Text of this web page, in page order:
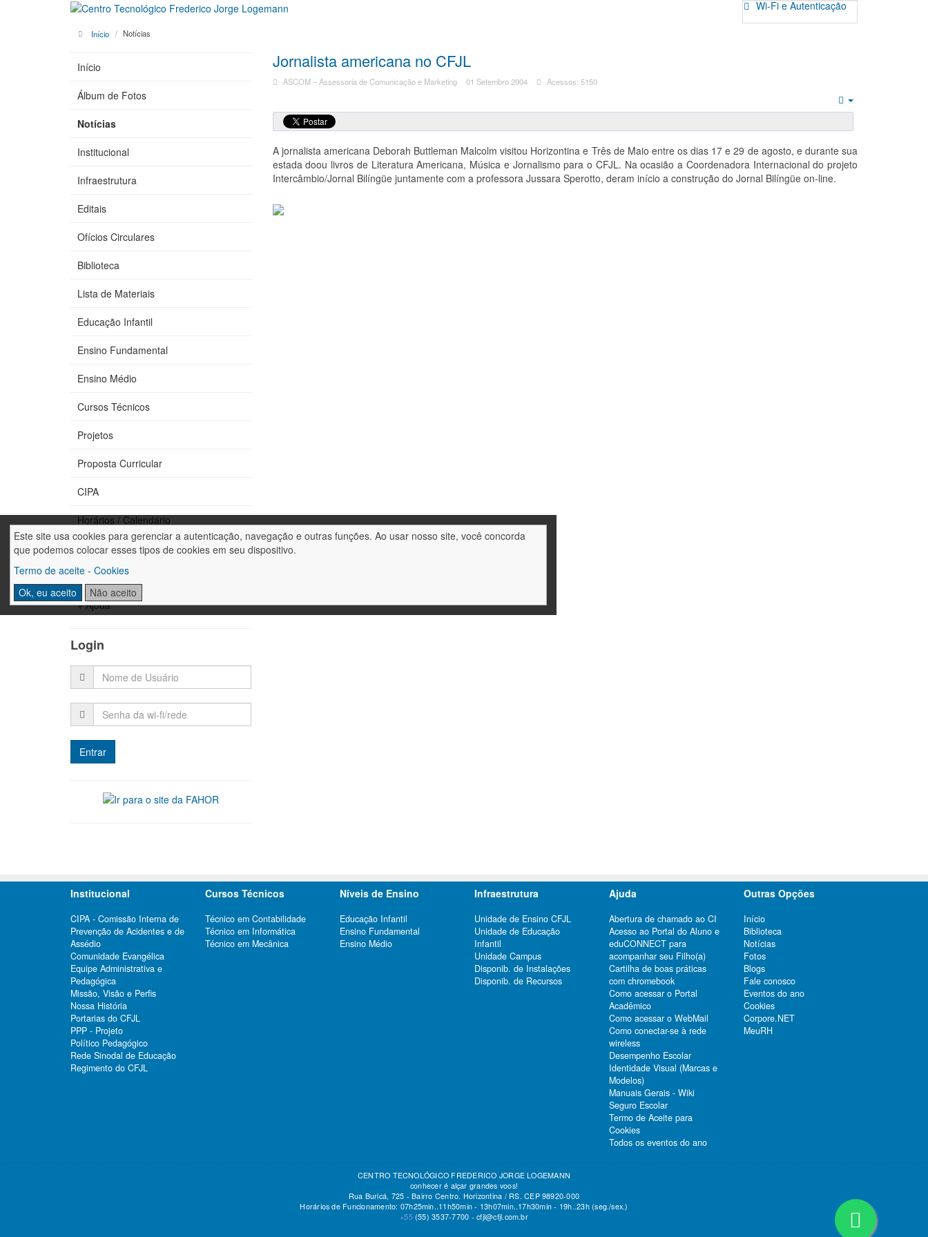
Este site usa cookies para gerenciar a autenticação, navegação e outras funções. Ao usar nosso site, você concorda
que podemos colocar esses tipos de cookies em seu dispositivo.
Termo de aceite - Cookies
Ok, eu aceito
Não aceito
Wi-Fi e Autenticação
Início Notícias
Jornalista americana no CFJL
ASCOM – Assessoria de Comunicação e Marketing 01 Setembro 2004 Acessos: 5150
Empty
A jornalista americana Deborah Buttleman Malcolm visitou Horizontina e Três de Maio entre os dias 17 e 29 de agosto, e durante sua
estada doou livros de Literatura Americana, Música e Jornalismo para o CFJL. Na ocasião a Coordenadora Internacional do projeto
Intercâmbio/Jornal Bilíngüe juntamente com a professora Jussara Sperotto, deram início a construção do Jornal Bilíngüe on-line.
Início
Álbum de Fotos
Notícias
Institucional
Infraestrutura
Editais
Ofícios Circulares
Biblioteca
Lista de Materiais
Educação Infantil
Ensino Fundamental
Ensino Médio
Cursos Técnicos
Projetos
Proposta Curricular
CIPA
Horários / Calendário
Fale conosco
Trabalhe conosco
+ Ajuda
Login
Institucional
CIPA - Comissão Interna de
Prevenção de Acidentes e de
Assédio
Comunidade Evangélica
Equipe Administrativa e
Pedagógica
Missão, Visão e Perfis
Nossa História
Portarias do CFJL
PPP - Projeto
Político Pedagógico
Rede Sinodal de Educação
Regimento do CFJL
Cursos Técnicos
Técnico em Contabilidade
Técnico em Informática
Técnico em Mecânica
Níveis de Ensino
Educação Infantil
Ensino Fundamental
Ensino Médio
Infraestrutura
Unidade de Ensino CFJL
Unidade de Educação
Infantil
Unidade Campus
Disponib. de Instalações
Disponib. de Recursos
Ajuda
Abertura de chamado ao CI
Acesso ao Portal do Aluno e
eduCONNECT para
acompanhar seu Filho(a)
Cartilha de boas práticas
com chromebook
Como acessar o Portal
Acadêmico
Como acessar o WebMail
Como conectar-se à rede
wireless
Desempenho Escolar
Identidade Visual (Marcas e
Modelos)
Manuais Gerais - Wiki
Seguro Escolar
Termo de Aceite para
Cookies
Todos os eventos do ano
Outras Opções
Início
Biblioteca
Notícias
Fotos
Blogs
Fale conosco
Eventos do ano
Cookies
Corpore.NET
MeuRH
CENTRO TECNOLÓGICO FREDERICO JORGE LOGEMANN
conhecer é alçar grandes voos!
Rua Buricá, 725 - Bairro Centro. Horizontina / RS. CEP 98920-000
Horários de Funcionamento: 07h25min..11h50min - 13h07min..17h30min - 19h..23h (seg./sex.)
+55 (55) 3537-7700 -cfjl@cfjl.com.br